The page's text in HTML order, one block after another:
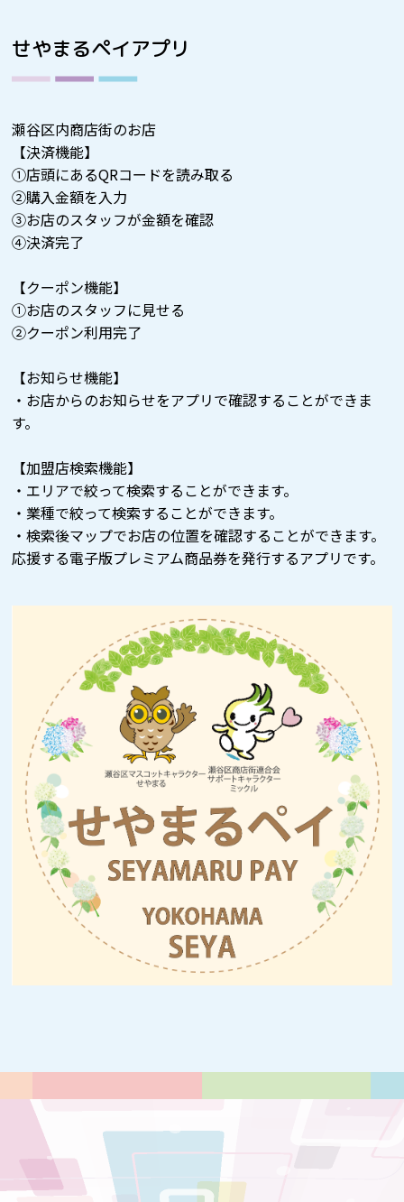
せやまるペイアプリ
瀬谷区内商店街のお店
【決済機能】
①店頭にあるQRコードを読み取る
②購入金額を入力
③お店のスタッフが金額を確認
④決済完了
【クーポン機能】
①お店のスタッフに見せる
②クーポン利用完了
【お知らせ機能】
・お店からのお知らせをアプリで確認することができま
す。
【加盟店検索機能】
・エリアで絞って検索することができます。
・業種で絞って検索することができます。
・検索後マップでお店の位置を確認することができます。
応援する電子版プレミアム商品券を発行するアプリです。